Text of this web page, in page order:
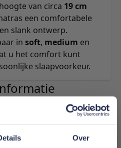
Over
van circa 19 cm
een comfortabele
slank ontwerp.
in soft, medium en
u het comfort kunt
slaapvoorkeur.